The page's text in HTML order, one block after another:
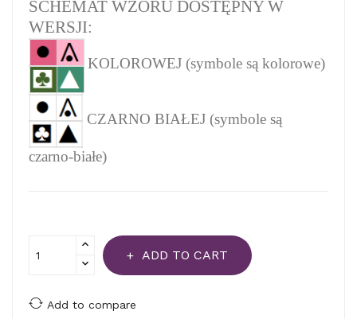
SCHEMAT WZORU DOSTĘPNY W
WERSJI:
KOLOROWEJ (symbole są kolorowe)
CZARNO BIAŁEJ (symbole są
czarno-białe)
ADD TO CART
Add to compare